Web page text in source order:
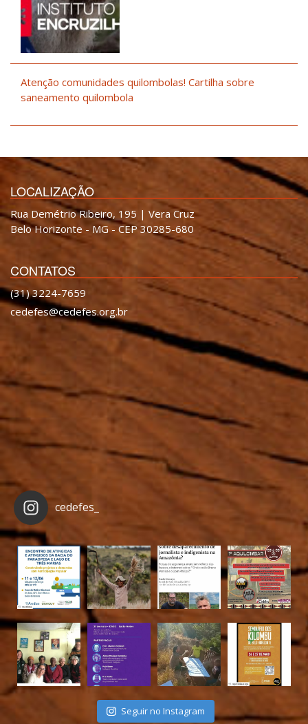
Atenção comunidades quilombolas! Cartilha sobre
saneamento quilombola
LOCALIZAÇÃO
Rua Demétrio Ribeiro, 195 | Vera Cruz
Belo Horizonte - MG - CEP 30285-680
CONTATOS
(31) 3224-7659
cedefes@cedefes.org.br
cedefes_
Seguir no Instagram